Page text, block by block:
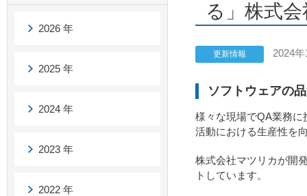
る」株式
更新情報 2024
ソフトウェアの
様々な現場でQA業務
活動における生産性を
株式会社マツリカが開
トしています。
2026 年
2025 年
2024 年
2023 年
2022 年